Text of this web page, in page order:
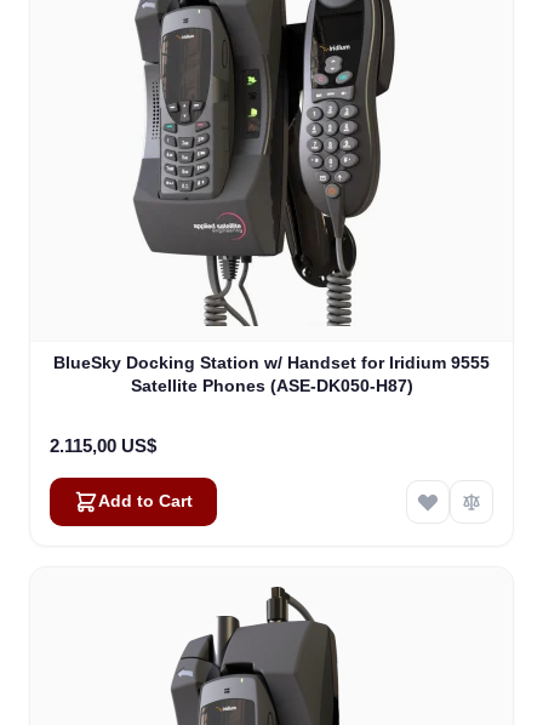
BlueSky Docking Station w/ Handset for Iridium 9555
Satellite Phones (ASE-DK050-H87)
2.115,00 US$
Add to Cart